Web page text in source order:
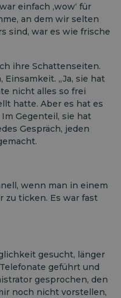
einfach ‚wow‘ für
an dem wir selten
sind, war es wie frische
ihre Schattenseiten.
„Ja, sie hat
nicht alles so frei
hatte. Aber es hat es
Gegenteil, sie hat
Gespräch, jeden
wenn man in einem
zu ticken. Es war fast
gesucht, länger
geführt und
gesprochen, den
noch nicht vorstellen,